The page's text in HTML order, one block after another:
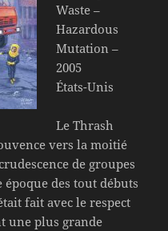
Waste –
Hazardous
Mutation –
2005
États-Unis
Le Thrash
vers la moitié
de groupes
des tout débuts
fait avec le respect
une plus grande